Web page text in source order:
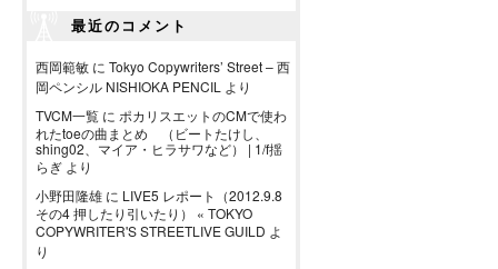
最近のコメント
西岡範敏 に Tokyo Copywriters’ Street – 西
岡ペンシル NISHIOKA PENCIL より
TVCM一覧 に ポカリスエットのCMで使わ
れたtoeの曲まとめ （ビートたけし、
shing02、マイア・ヒラサワなど） | 1/f揺
らぎ より
小野田隆雄 に LIVE5 レポート（2012.9.8
その4 押したり引いたり） « TOKYO
COPYWRITER'S STREETLIVE GUILD よ
り